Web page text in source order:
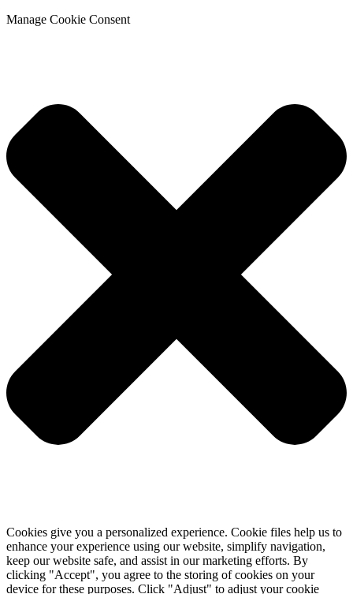
Manage Cookie Consent
Cookies give you a personalized experience. Cookie files help us to
enhance your experience using our website, simplify navigation,
keep our website safe, and assist in our marketing efforts. By
clicking "Accept", you agree to the storing of cookies on your
device for these purposes. Click "Adjust" to adjust your cookie